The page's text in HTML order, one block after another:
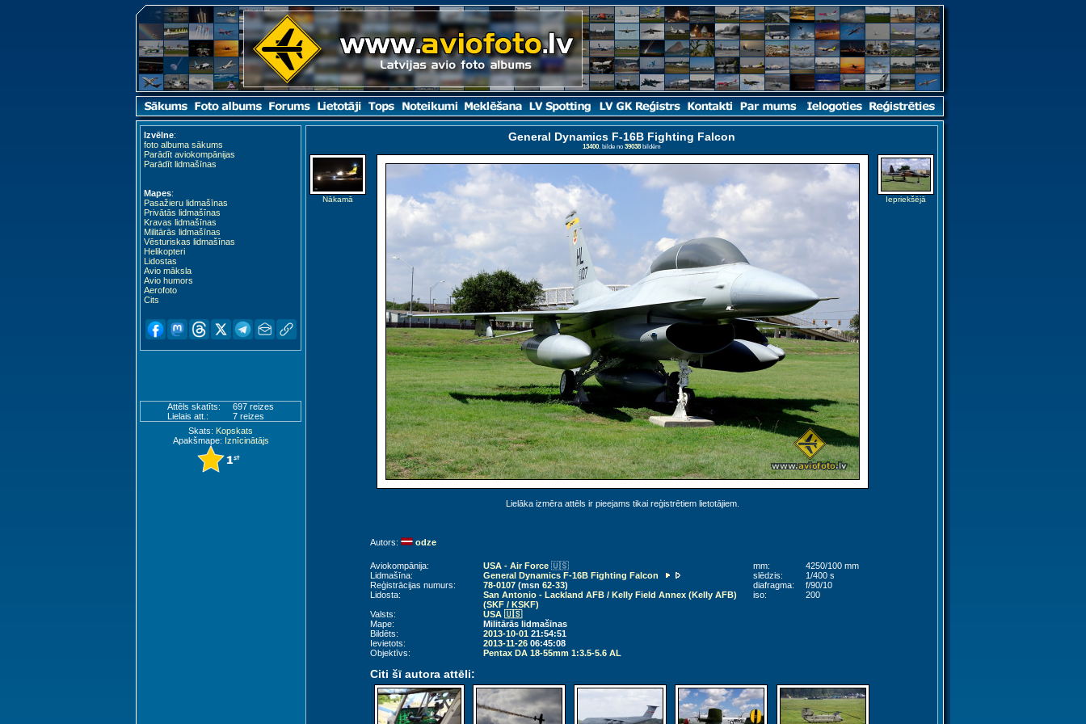
Izvēlne:
foto albuma sākums
Parādīt aviokompānijas
Parādīt lidmašīnas
Mapes:
Pasažieru lidmašīnas
Privātās lidmašīnas
Kravas lidmašīnas
Militārās lidmašīnas
Vēsturiskas lidmašīnas
Helikopteri
Lidostas
Avio māksla
Avio humors
Aerofoto
Cits
Attēls skatīts:
697 reizes
Lielais att.:
7 reizes
Skats: Kopskats
Apakšmape: Iznīcinātājs
General Dynamics F-16B Fighting Falcon
13400. bilde no 39038bildēm
Nākamā
Lielāka izmēra attēls ir pieejams tikai reģistrētiem lietotājiem.
Iepriekšējā
Autors: odze
Aviokompānija: USA - Air Force 🇺🇸
Lidmašīna:
General Dynamics F-16B Fighting Falcon
Reģistrācijas numurs:
78-0107(msn 62-33)
Lidosta:
San Antonio - Lackland AFB / Kelly Field Annex (Kelly AFB)
(SKF / KSKF)
Valsts:
USA 🇺🇸
Mape:
Militārās lidmašīnas
Bildēts:
2013-10-0121:54:51
Ievietots:
2013-11-2606:45:08
Objektīvs:
Pentax DA 18-55mm 1:3.5-5.6 AL
mm:
4250/100 mm
slēdzis:
1/400 s
diafragma:
f/90/10
iso:
200
Citi šī autora attēli: